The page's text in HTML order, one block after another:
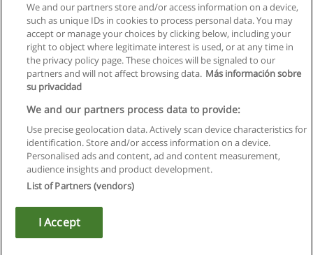
Regras de uso
Privacidade de dados
Entrar em contato com Educaedu
Copyright © Educaedu Business S.L. - CIF : B-95610580: -
We and our partners store and/or access information on a device,
such as unique IDs in cookies to process personal data. You may
accept or manage your choices by clicking below, including your
right to object where legitimate interest is used, or at any time in
the privacy policy page. These choices will be signaled to our
partners and will not affect browsing data. Más información sobre
su privacidad
We and our partners process data to provide:
Use precise geolocation data. Actively scan device characteristics for
identification. Store and/or access information on a device.
Personalised ads and content, ad and content measurement,
audience insights and product development.
List of Partners (vendors)
I Accept